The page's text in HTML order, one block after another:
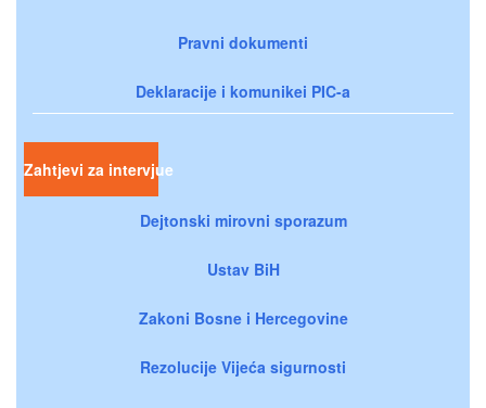
Pravni dokumenti
Deklaracije i komunikei PIC-a
Zahtjevi za intervjue
Dejtonski mirovni sporazum
Ustav BiH
Zakoni Bosne i Hercegovine
Rezolucije Vijeća sigurnosti